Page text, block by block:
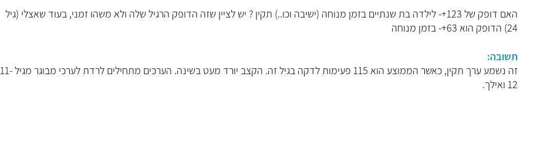
האם דופק של 123+- לילדה בת שנתיים בזמן מנוחה (ישיבה וכו..) תקין ? יש לציין שזה הדופק הרגיל שלה ולא משהו זמני, בעוד שאצלי (גיל
24) הדופק הוא 63+- בזמן מנוחה
תשובה:
זה נשמע ערך תקין, כאשר הממוצע הוא 115 פעימות לדקה בגיל זה. הקצב יורד מעט בשינה. הערכים מתחילים לרדת לערכי מבוגר מגיל 11-
12 ואילך.